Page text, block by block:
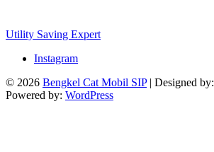
Utility Saving Expert
Instagram
© 2026 Bengkel Cat Mobil SIP| Designed by:
Powered by: WordPress